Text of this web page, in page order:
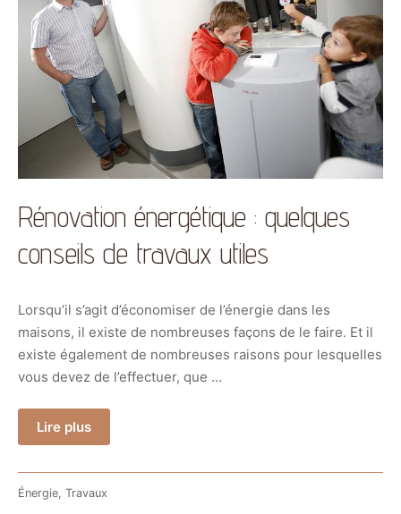
Rénovation énergétique : quelques
conseils de travaux utiles
Lorsqu’il s’agit d’économiser de l’énergie dans les
maisons, il existe de nombreuses façons de le faire. Et il
existe également de nombreuses raisons pour lesquelles
vous devez de l’effectuer, que …
Lire plus
Énergie, Travaux